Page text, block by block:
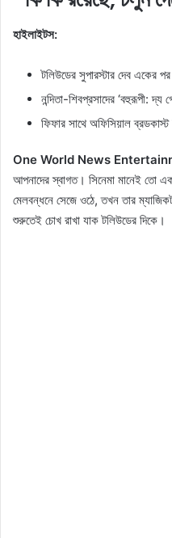
হাইলাইটস:
টলিউডের সুপারস্টার দেব একের
নন্দিতা-শিবপ্রসাদের ‘বহুরূপী: দ্য
ফিফার সাথে অফিসিয়াল ব্রডকাস্ট
One World News
আপনাদের স্বাগত। সিনেমা মানেই তো
মেলবন্ধনে সেজে ওঠে, তখন তার
শুরুতেই চোখ রাখা যাক টলিউডের দিকে।